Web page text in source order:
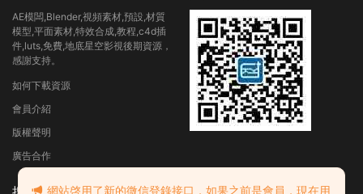
AE模闆,Blender,視頻素材,預設,材質
模型,平面素材,特效合成,教程,c4d插
件,luts,免費,地底星空影視後期資源，
感謝支持。
如何下載資源
會員介紹
版權聲明
廣告合作
網站啓用了新的微信登錄接口，如果之前是會員，現在用